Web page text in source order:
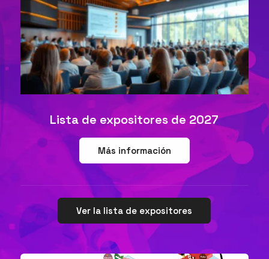
Lista de expositores de 2027
Más información
Ver la lista de expositores